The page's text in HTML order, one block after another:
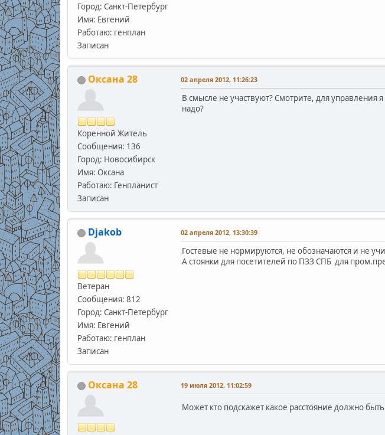
Город: Санкт-Петербург
Имя: Евгений
Работаю: генплан
Записан
Оксана 28
Коренной Житель
Сообщения: 136
Город: Новосибирск
Имя: Оксана
Работаю: Генпланист
Записан
02 апреля 2012, 11:26:23
В смысле не участвуют? Смотрите, для управления
надо?
Djakob
Ветеран
Сообщения: 812
Город: Санкт-Петербург
Имя: Евгений
Работаю: генплан
Записан
02 апреля 2012, 13:30:39
Гостевые не нормируются, не обозначаются и не
А стоянки для посетителей по ПЗЗ СПБ для
Оксана 28 19 июля 2012, 11:02:59
Может кто подскажет какое расстояние должно